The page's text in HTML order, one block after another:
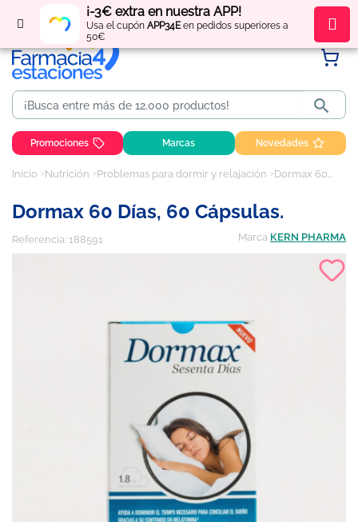
¡-3€ extra en nuestra APP!
Usa el cupón APP34Een pedidos superiores a
50€
Regístratey obténpuntos por tus compras

Promociones Marcas Novedades
Inicio Nutrición Problemas para dormir y relajación Dormax 60 días, 60 cápsulas.
Dormax 60 Días, 60 Cápsulas.
Referencia: 188591 Marca KERN PHARMA